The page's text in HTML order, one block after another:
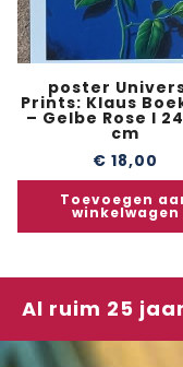
poster
Prints: Klaus
– Gelbe Rose I
cm
€ 18,00
Toevoegen
winkelwagen
Al ruim 25